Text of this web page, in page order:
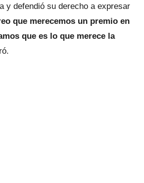
y defendió su derecho a expresar
que merecemos un premio en
que es lo que merece la